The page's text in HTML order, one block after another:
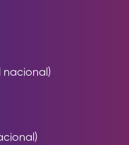
nacional)